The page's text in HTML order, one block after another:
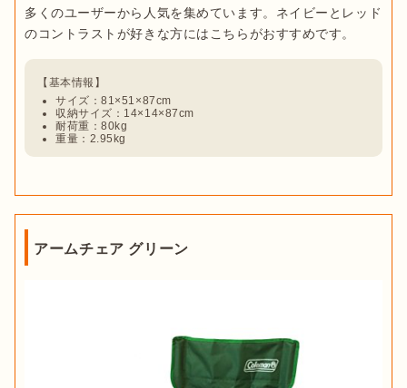
多くのユーザーから人気を集めています。ネイビーとレッド
サイズ：81×51×87cm
収納サイズ：14×14×87cm
耐荷重：80kg
重量：2.95kg
アームチェア グリーン